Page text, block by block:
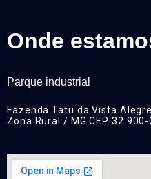
Onde
Parque industrial
Fazenda Tatu da Vista
Zona Rural / MG CEP 32.900-